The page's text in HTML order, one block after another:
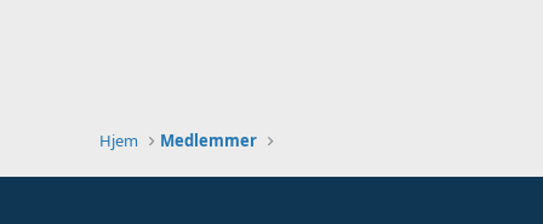
Hjem Medlemmer